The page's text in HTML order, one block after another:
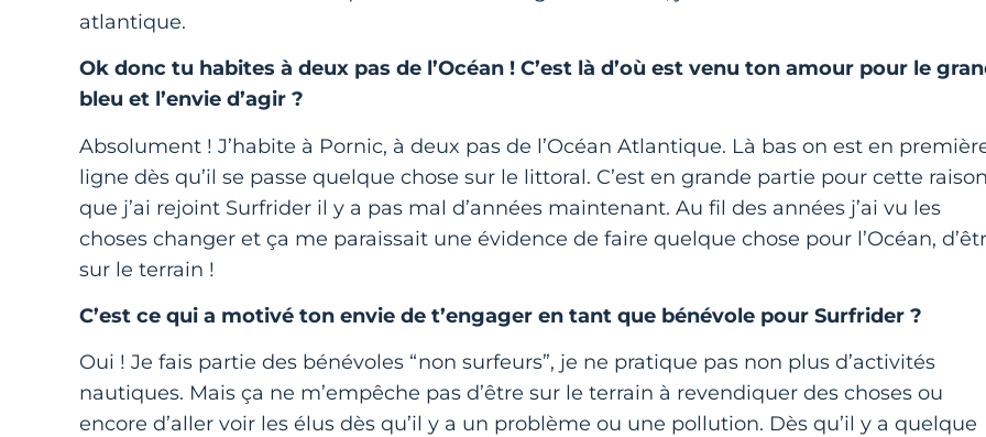
atlantique.
Ok donc tu habites à deux pas de l’Océan ! C’est là d’où est venu ton amour pour le
bleu et l’envie d’agir ?
Absolument ! J’habite à Pornic, à deux pas de l’Océan Atlantique. Là bas on est en
ligne dès qu’il se passe quelque chose sur le littoral. C’est en grande partie pour cette raison
que j’ai rejoint Surfrider il y a pas mal d’années maintenant. Au fil des années j’ai vu les
choses changer et ça me paraissait une évidence de faire quelque chose pour l’Océan,
sur le terrain !
C’est ce qui a motivé ton envie de t’engager en tant que bénévole pour Surfrider ?
Oui ! Je fais partie des bénévoles “non surfeurs”, je ne pratique pas non plus d’activités
nautiques. Mais ça ne m’empêche pas d’être sur le terrain à revendiquer des choses ou
encore d’aller voir les élus dès qu’il y a un problème ou une pollution. Dès qu’il y a quelque